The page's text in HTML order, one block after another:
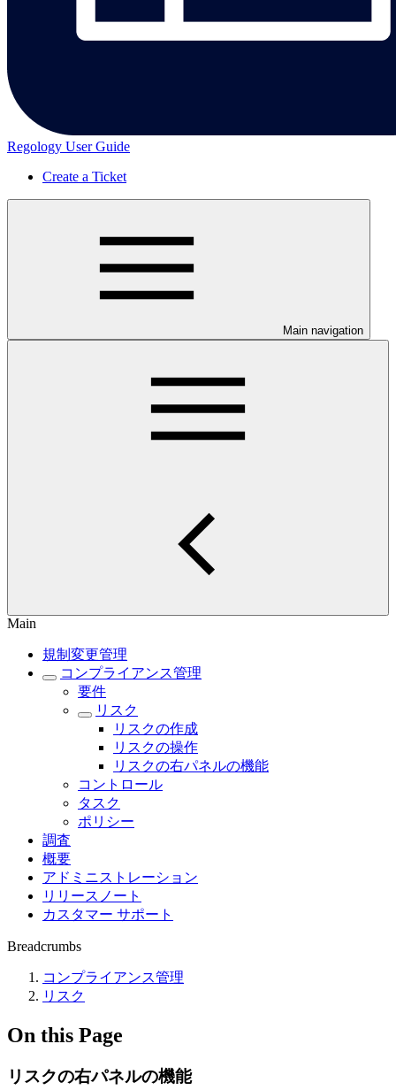
Regology User Guide
Create a Ticket
Main navigation
Main
規制変更管理
コンプライアンス管理
要件
リスク
リスクの作成
リスクの操作
リスクの右パネルの機能
コントロール
タスク
ポリシー
調査
概要
アドミニストレーション
リリースノート
カスタマー サポート
Breadcrumbs
コンプライアンス管理
リスク
On this Page
リスクの右パネルの機能